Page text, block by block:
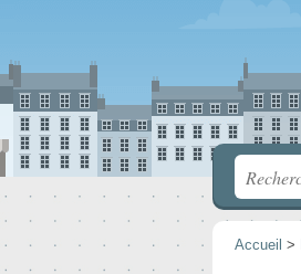
Accueil >